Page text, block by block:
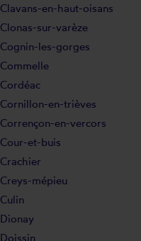
Clavans-en-haut-oisans
Clonas-sur-varèze
Cognin-les-gorges
Commelle
Cordéac
Cornillon-en-trièves
Corrençon-en-vercors
Cour-et-buis
Crachier
Creys-mépieu
Culin
Dionay
Doissin